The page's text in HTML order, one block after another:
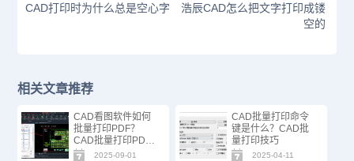
CAD打印时为什么总是空心字
浩辰CAD怎么把文字打印成镂
空的
相关文章推荐
CAD看图软件如何
批量打印PDF？
CAD批量打印PDF
方法技巧！
2025-09-01
CAD批量打印命令
键是什么？CAD批
量打印技巧
2025-04-11